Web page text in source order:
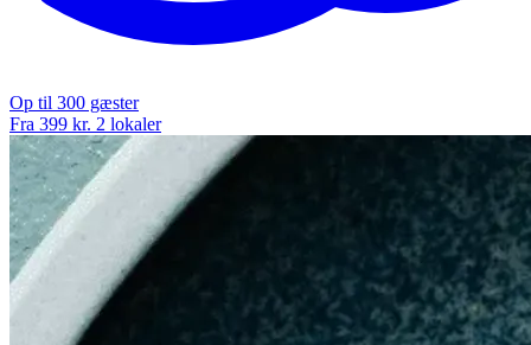
Op til 300 gæster
Fra 399 kr. 2 lokaler